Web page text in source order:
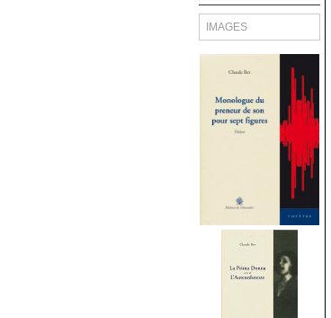
IMAGES